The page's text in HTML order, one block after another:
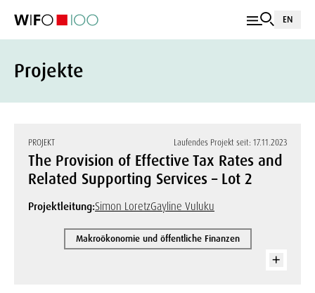
EN
Projekte
PROJEKT Laufendes Projekt seit: 17.11.2023
The Provision of Effective Tax Rates and
Related Supporting Services – Lot 2
Projektleitung:Simon LoretzGayline Vuluku
Makroökonomie und öffentliche Finanzen